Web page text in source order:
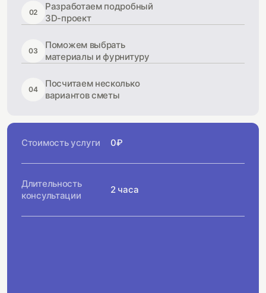
02
Разработаем подробный
3D-проект
03
Поможем выбрать
материалы и фурнитуру
04
Посчитаем несколько
вариантов сметы
Стоимость услуги 0₽
Длительность
консультации
2 часа